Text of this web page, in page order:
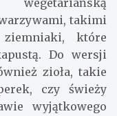
takimi
które
Do wersji
zioła, takie
czy świeży
wyjątkowego